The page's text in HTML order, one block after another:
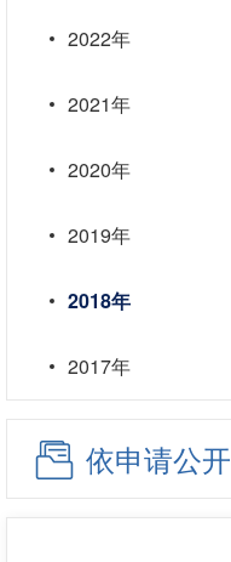
2022年
2021年
2020年
2019年
2018年
2017年
依申请公开